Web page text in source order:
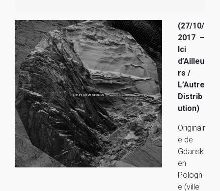
(27/10/
2017 –
Ici
d’Ailleu
rs /
L’Autre
Distrib
ution)
Originair
e de
Gdansk
en
Pologn
e (ville